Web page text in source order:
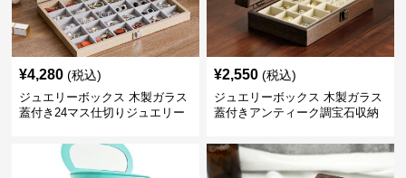
¥4,280 (税込)
ジュエリーボックス 木製ガラス
蓋付き24マス仕切りジュエリー
¥2,550 (税込)
ジュエリーボックス 木製ガラス
蓋付きアンティーク調宝石収納